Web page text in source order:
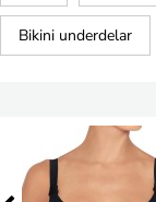
Bikini underdelar